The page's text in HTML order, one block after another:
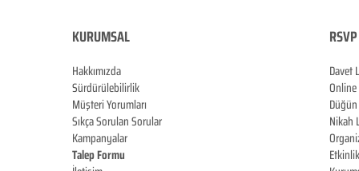
KURUMSAL
Hakkımızda
Sürdürülebilirlik
Müşteri Yorumları
Sıkça Sorulan Sorular
Kampanyalar
Talep Formu
Davet
Nikah